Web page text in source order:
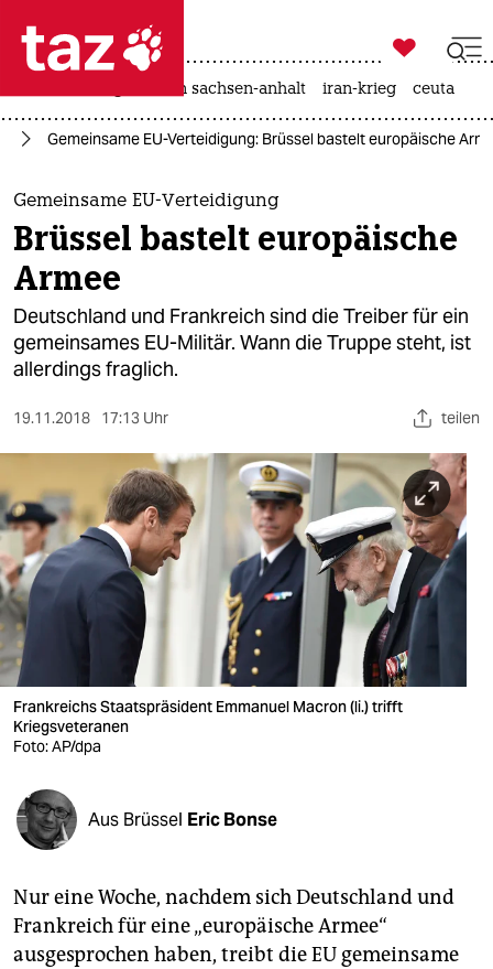
 taz zahl ich
taz zahl ich
themen
politik
öko
gesellschaft
sport
berlin
nord
wahrheit
verlag
verlag
veranstaltungen
fragen & hilfe
abo
genossenschaft

taz zahl ich
landtagswahl in sachsen-anhalt iran-krieg ceuta
Gemeinsame EU-Verteidigung: Brüssel bastelt europäische
Gemeinsame EU-Verteidigung
Brüssel bastelt europäische
Armee
Deutschland und Frankreich sind die Treiber für ein
gemeinsames EU-Militär. Wann die Truppe steht, ist
allerdings fraglich.
19.11.2018 17:13 Uhr teilen
Frankreichs Staatspräsident Emmanuel Macron (li.) trifft
Kriegsveteranen
Foto: AP/dpa
Aus Brüssel Eric Bonse
Nur eine Woche, nachdem sich Deutschland und
Frankreich für eine „europäische Armee“
ausgesprochen haben, treibt die EU gemeinsame